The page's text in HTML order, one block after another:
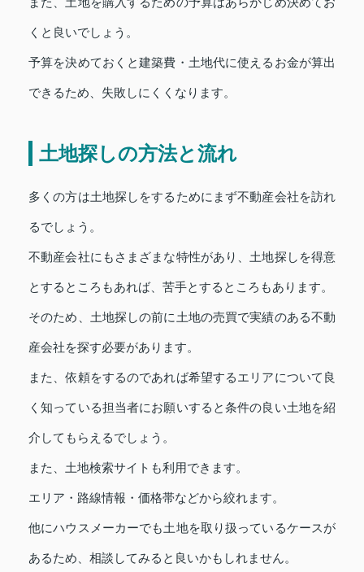
また、土地を購入するための予算はあらかじめ決めてお
くと良いでしょう。
予算を決めておくと建築費・土地代に使えるお金が算出
できるため、失敗しにくくなります。
土地探しの方法と流れ
多くの方は土地探しをするためにまず不動産会社を訪れ
るでしょう。
不動産会社にもさまざまな特性があり、土地探しを得意
とするところもあれば、苦手とするところもあります。
そのため、土地探しの前に土地の売買で実績のある不動
産会社を探す必要があります。
また、依頼をするのであれば希望するエリアについて良
く知っている担当者にお願いすると条件の良い土地を紹
介してもらえるでしょう。
また、土地検索サイトも利用できます。
エリア・路線情報・価格帯などから絞れます。
他にハウスメーカーでも土地を取り扱っているケースが
あるため、相談してみると良いかもしれません。